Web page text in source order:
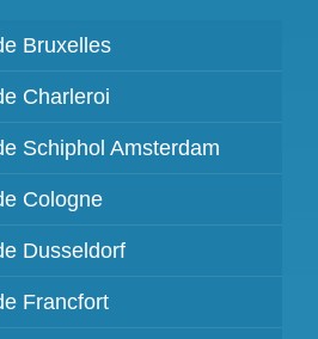
Bruxelles
Charleroi
Schiphol Amsterdam
Cologne
Dusseldorf
Francfort